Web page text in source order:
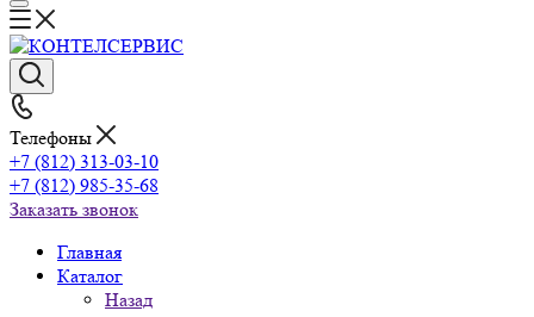
Телефоны
+7 (812) 313-03-10
+7 (812) 985-35-68
Заказать звонок
Главная
Каталог
Назад